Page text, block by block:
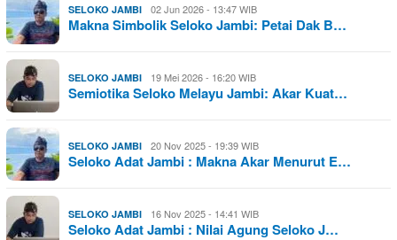
SELOKO JAMBI 02 Jun 2026 - 13:47 WIB
Makna Simbolik Seloko Jambi: Petai Dak B…
SELOKO JAMBI 19 Mei 2026 - 16:20 WIB
Semiotika Seloko Melayu Jambi: Akar Kuat…
SELOKO JAMBI 20 Nov 2025 - 19:39 WIB
Seloko Adat Jambi : Makna Akar Menurut E…
SELOKO JAMBI 16 Nov 2025 - 14:41 WIB
Seloko Adat Jambi : Nilai Agung Seloko J…